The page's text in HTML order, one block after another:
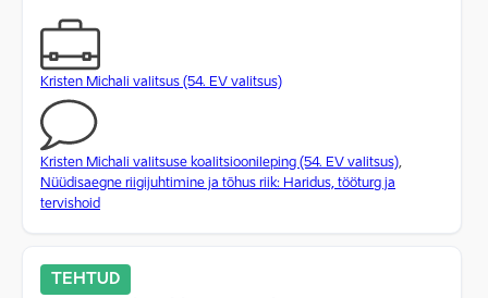
Kristen Michali valitsus (54. EV valitsus)
Kristen Michali valitsuse koalitsioonileping (54. EV valitsus),
Nüüdisaegne riigijuhtimine ja tõhus riik: Haridus, tööturg ja
tervishoid
TEHTUD